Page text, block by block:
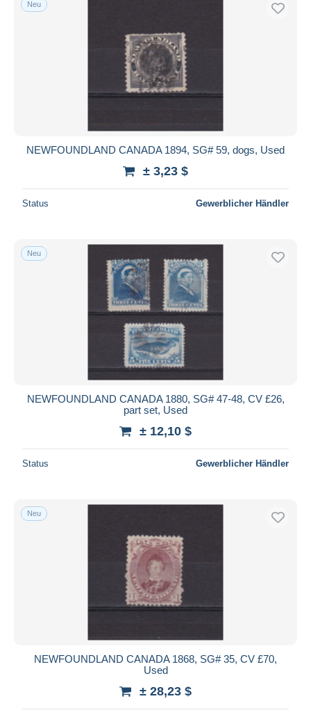
Kostenloser Versand
Banküberweisung
Visa
Bancontact
iDeal
Übernehmen
Neu
NEWFOUNDLAND CANADA 1894, SG# 59, dogs, Used
± 3,23 $
Status Gewerblicher Händler
Neu
NEWFOUNDLAND CANADA 1880, SG# 47-48, CV £26,
part set, Used
± 12,10 $
Status Gewerblicher Händler
Neu
NEWFOUNDLAND CANADA 1868, SG# 35, CV £70,
Used
± 28,23 $